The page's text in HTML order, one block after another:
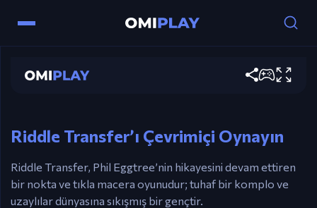
Riddle Transfer
Fare – Hareket ve eylemler için tam nokta ve
Riddle Transfer’ı Çevrimiçi Oynayın
Riddle Transfer, Phil Eggtree’nin hikayesini devam ettiren
bir nokta ve tıkla macera oyunudur; tuhaf bir komplo ve
uzaylılar dünyasına sıkışmış bir gençtir.